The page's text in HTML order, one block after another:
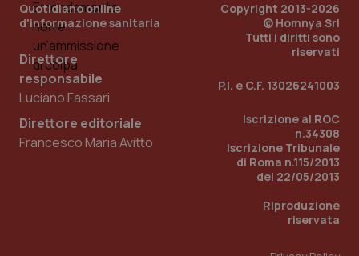
Quotidiano online
d'informazione sanitaria
Direttore
responsabile
Luciano Fassari
Direttore editoriale
Francesco Maria Avitto
Copyright 2013-2026
© Homnya Srl
Tutti i diritti sono
riservati
P.I. e C.F. 13026241003
Iscrizione al ROC
n.34308
Iscrizione Tribunale
di Roma n.115/2013
del 22/05/2013
Riproduzione
riservata